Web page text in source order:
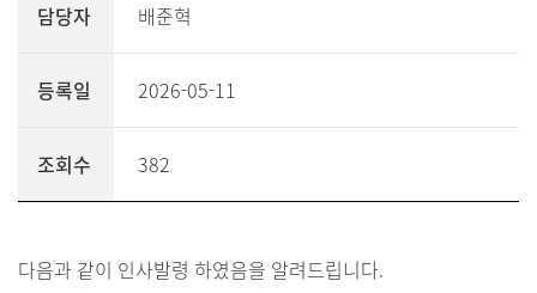
담당자 배준혁
등록일 2026-05-11
조회수 382
다음과 같이 인사발령 하였음을 알려드립니다.